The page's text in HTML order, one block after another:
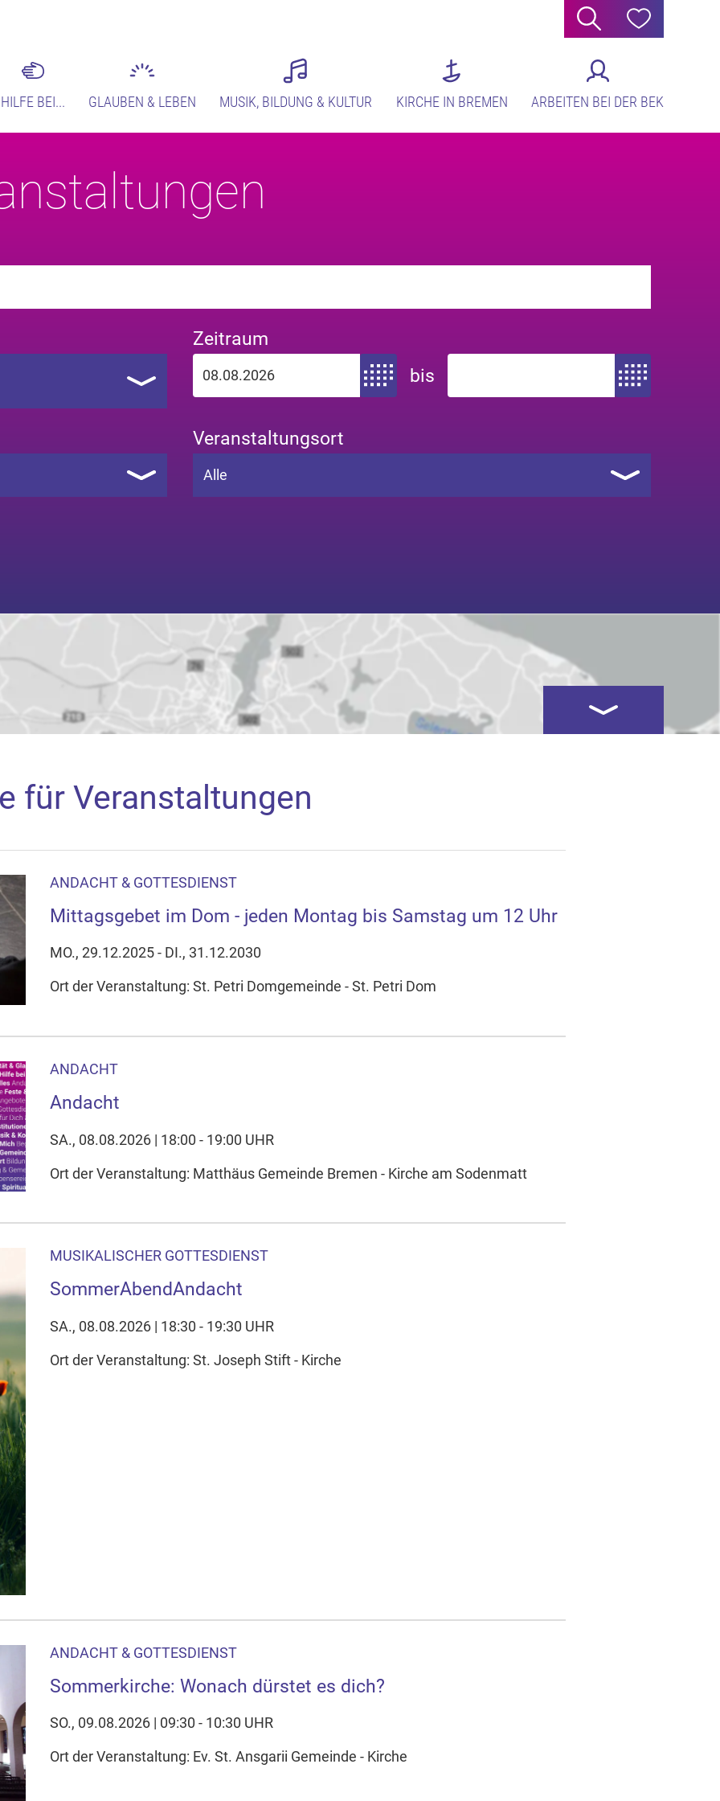
Suche Hilfe
HILFE BEI... GLAUBEN & LEBEN MUSIK, BILDUNG & KULTUR KIRCHE IN BREMEN ARBEITEN BEI DER BEK
Zeitraum
Zeitraum von
bis Zeitraum bis
Veranstaltungsort
Alle
akzeptieren Sie, dass die Anwendung Google Maps beim Aktivieren von
Gerät setzt, z.B. zwecks Reichweitenmessung und profilbasierter Werbung.
Ihre Cookie-Einstellungen anpassen
Kartenansicht öffnen
für Veranstaltungen
ANDACHT & GOTTESDIENST
Mittagsgebet im Dom - jeden Montag bis Samstag um 12 Uhr
MO., 29.12.2025 - DI., 31.12.2030
Ort der Veranstaltung: St. Petri Domgemeinde - St. Petri Dom
ANDACHT
Andacht
SA., 08.08.2026 | 18:00 - 19:00 UHR
Ort der Veranstaltung: Matthäus Gemeinde Bremen - Kirche am Sodenmatt
MUSIKALISCHER GOTTESDIENST
SommerAbendAndacht
SA., 08.08.2026 | 18:30 - 19:30 UHR
Ort der Veranstaltung: St. Joseph Stift - Kirche
ANDACHT & GOTTESDIENST
Sommerkirche: Wonach dürstet es dich?
SO., 09.08.2026 | 09:30 - 10:30 UHR
Ort der Veranstaltung: Ev. St. Ansgarii Gemeinde - Kirche